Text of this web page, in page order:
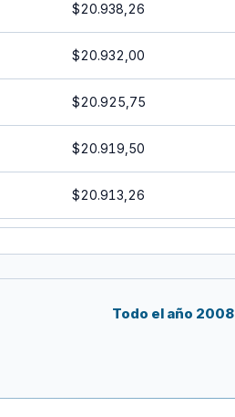
$20.938,26
$20.932,00
$20.925,75
$20.919,50
$20.913,26
Todo el año 2008